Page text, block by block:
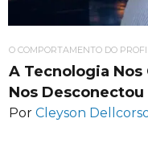
O COMPORTAMENTO DO
A Tecnologia
Nos
Por Cleyson